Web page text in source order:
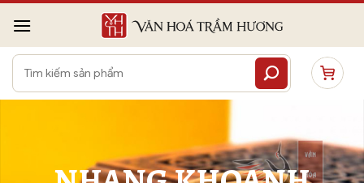
qua
nội
dung
Tìm